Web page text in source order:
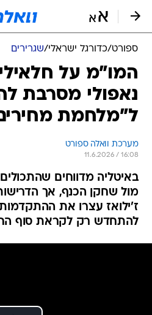
ספורט/כדורגל ישראלי/שגרירים
המו"מ על
נאפולי מסרבת
ל"מלחמת
מערכת וואלה ספורט
11.6.2026 / 16:08
באיטליה מדווחים
מול שחקן הכנף, אך
ז'ילואז עצרו את
להתחדש רק לקראת סוף